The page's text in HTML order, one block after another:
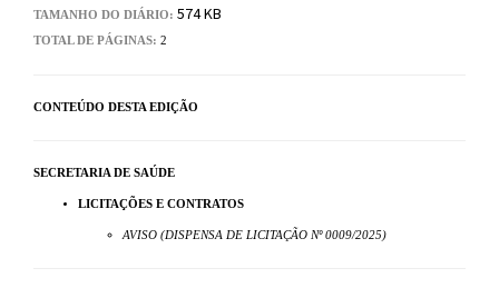
TAMANHO DO DIÁRIO: 574 KB
TOTAL DE PÁGINAS: 2
CONTEÚDO DESTA EDIÇÃO
SECRETARIA DE SAÚDE
LICITAÇÕES E CONTRATOS
AVISO (DISPENSA DE LICITAÇÃO Nº 0009/2025)